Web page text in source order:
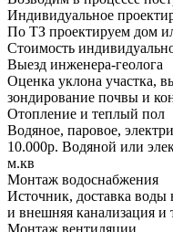
Индивидуальное
По ТЗ проектируем дом
Стоимость
Выезд инженера-геолога
Оценка уклона участка,
зондирование почвы и
Отопление и теплый пол
Водяное, паровое,
10.000р. Водяной или
м.кв
Монтаж водоснабжения
Источник, доставка воды
и внешняя канализация и
Монтаж вентиляции